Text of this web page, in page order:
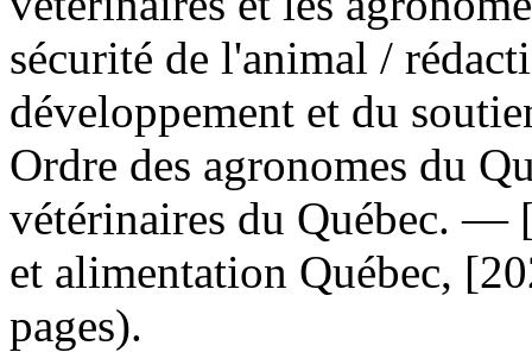
sécurité de l'animal /
développement et du
Ordre des agronomes du
vétérinaires du Québec. —
et alimentation Québec,
pages).